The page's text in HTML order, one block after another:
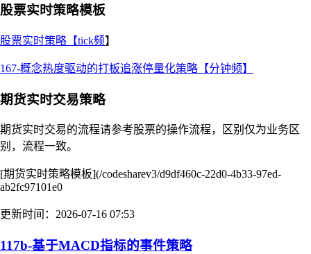
股票实时策略模板
股票实时策略【tick频】
167-概念热度驱动的打板追涨停量化策略【分钟频】
期货实时交易策略
期货实时交易的流程请参考股票的操作流程，区别仅为业务区
别，流程一致。
[期货实时策略模板](/codesharev3/d9df460c-22d0-4b33-97ed-
ab2fc97101e0
更新时间：2026-07-16 07:53
117b-基于MACD指标的事件策略